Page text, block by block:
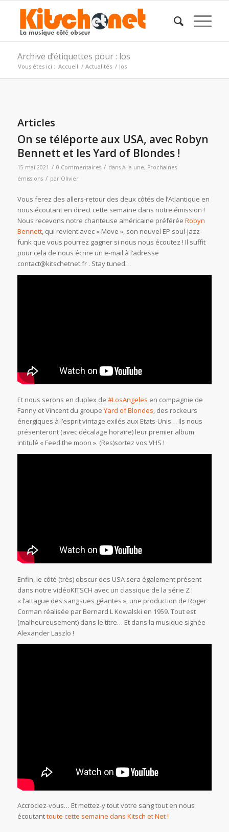
Archive d’étiquettes pour : los
Vous êtes ici : Accueil / Actualités / los
Articles
On se téléporte aux USA, avec Robyn
Bennett et les Yard of Blondes !
15 mai 2021 / 0 Commentaires / dans A la une, Prochaines
émissions / par Olivier
Vous ferez des allers-retour des deux côtés de l’Atlantique en
nous écoutant en direct cette semaine dans notre émission !
Nous recevons notre chanteuse américaine préférée Robyn
Bennett, qui revient avec « Move », son nouvel EP soul-jazz-
funk que vous pourrez gagner si nous nous écoutez ! Il suffit
pour cela de nous écrire un e-mail à l’adresse
contact@kitschetnet.fr . Stay tuned…
Et nous serons en duplex de #LosAngeles en compagnie de
Fanny et Vincent du groupe Yard of Blondes, des rockeurs
énergiques à l’esprit vintage exilés aux Etats-Unis… Ils nous
présenteront (avec décalage horaire) leur premier album
intitulé « Feed the moon ». (Res)sortez vos VHS !
Enfin, le côté (très) obscur des USA sera également présent
dans notre vidéoKITSCH avec un classique de la série Z :
« l’attague des sangsues géantes », une production de Roger
Corman réalisée par Bernard L Kowalski en 1959. Tout est
(malheureusement) dans le titre… Et dans la musique signée
Alexander Laszlo !
Accrociez-vous… Et mettez-y tout votre sang tout en nous
écoutanttoute cette semaine dans Kitsch et Net !